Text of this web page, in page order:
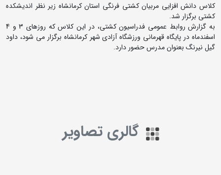
کلاس دانش افزایی مربیان کشتی فرنگی استان کرمانشاه زیر نظر اندیشکده
کشتی برگزار شد.
به گزارش روابط عمومی فدراسیون کشتی،‌ در این کلاس که روزهای 3 و 4
اسفندماه در پایگاه قهرمانی ورزشگاه آزادی شهر کرمانشاه برگزار می شود، داود
گیل نیرنگ بعنوان مدرس حضور دارد.
گالری تصاویر